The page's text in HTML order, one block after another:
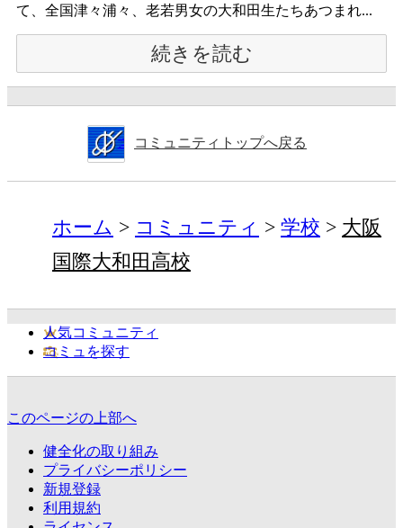
て、全国津々浦々、老若男女の大和田生たちあつまれ...
続きを読む
コミュニティトップへ戻る
ホーム コミュニティ 学校
大阪
国際大和田高校
人気コミュニティ
コミュを探す
このページの上部へ
健全化の取り組み
プライバシーポリシー
新規登録
利用規約